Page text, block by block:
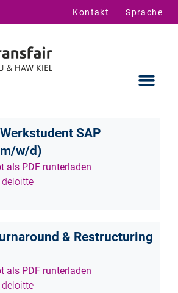
Kontakt Sprache
SAP
w/d)
als PDF runterladen
& Restructuring
als PDF runterladen